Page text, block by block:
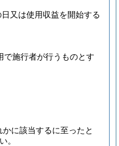
又は使用収益を開始する
施行者が行うものとす
かに該当するに至ったと
。